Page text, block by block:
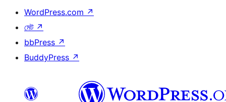
WordPress.com ↗
মেট ↗
bbPress ↗
BuddyPress ↗